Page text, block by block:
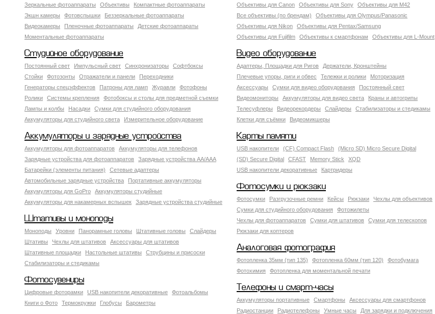
Зеркальные фотоаппараты Объективы
Компактные фотоаппараты
Экшн камеры
Фотовспышки
Беззеркальные фотоаппараты
Видеокамеры
Пленочные фотоаппараты
Детские фотоаппараты
Моментальные фотоаппараты
Объективы для Canon Объективы для Sony
Объективы для M42
Все объективы (по брендам)
Объективы для Olympus/Panasonic
Объективы для Nikon
Объективы для Pentax/Samsung
Объективы для Fujifilm
Объективы к смартфонам Объективы для L-Mount
Студийное оборудование
Постоянный свет Импульсный свет Синхронизаторы
Софтбоксы
Стойки
Фотозонты Отражатели и панели
Переходники
Генераторы спецэффектов
Патроны для ламп Журавли
Фотофоны
Ролики
Системы крепления
Фотобоксы и столы для предметной съемки
Лампы и колбы
Насадки
Сумки для студийного оборудования
Аккумуляторы для студийного света
Измерительное оборудование
Видео оборудование
Адаптеры, Площадки для Ригов
Держатели, Кронштейны
Плечевые упоры, риги и обвес
Тележки и ролики
Моторизация
Аксессуары
Сумки для видео оборудования
Постоянный свет
Видеомониторы
Аккумуляторы для видео света
Краны и автогрипы
Телесуфлеры
Видеорекордеры Слайдеры
Стабилизаторы и стедикамы
Клетки для съёмки
Видеомикшеры
Аккумуляторы и зарядные устройства
Аккумуляторы для фотоаппаратов
Аккумуляторы для телефонов
Зарядные устройства для фотоаппаратов
Зарядные устройства AA/AAA
Батарейки (элементы питания)
Сетевые адаптеры
Автомобильные зарядные устройства
Портативные аккумуляторы
Аккумуляторы для GoPro
Аккумуляторы студийные
Аккумуляторы для накамерных вспышек
Зарядные устройства студийные
Карты памяти
USB накопители (CF) Compact Flash
(Micro SD) Micro Secure Digital
(SD) Secure Digital
CFAST Memory Stick
XQD
USB накопители декоративные
Картридеры
Фотосумки и рюкзаки
Фотосумки Разгрузочные ремни Кейсы Рюкзаки
Чехлы для объективов
Сумки для студийного оборудования
Фотожилеты
Чехлы для фотоаппаратов
Сумки для штативов
Сумки для телескопов
Рюкзаки для коптеров
Штативы и моноподы
Моноподы Уровни Панорамные головы Штативные головы
Слайдеры
Штативы
Чехлы для штативов
Аксессуары для штативов
Штативные площадки
Настольные штативы
Струбцины и присоски
Стабилизаторы и стедикамы
Аналоговая фотография
Фотопленка 35мм (тип 135) Фотопленка 60мм (тип 120)
Фотобумага
Фотохимия
Фотопленка для моментальной печати
Фотосувениры
Цифровые фоторамки USB накопители декоративные
Фотоальбомы
Книги о Фото
Термокружки Глобусы Барометры
Телефоны и смарт-часы
Аккумуляторы портативные Смартфоны
Аксессуары для смартфонов
Радиостанции
Радиотелефоны Умные часы
Для зарядки и подключения